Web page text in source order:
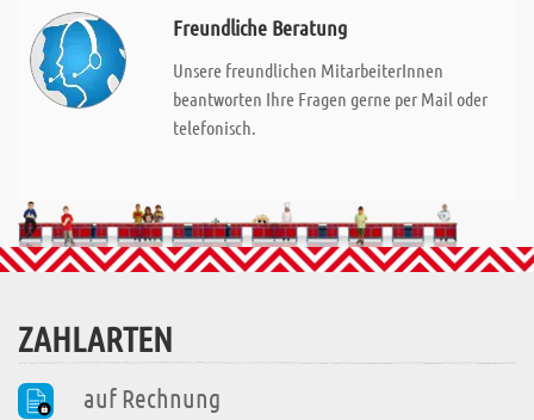
Freundliche Beratung
Unsere freundlichen MitarbeiterInnen
beantworten Ihre Fragen gerne per Mail oder
telefonisch.
ZAHLARTEN
auf Rechnung